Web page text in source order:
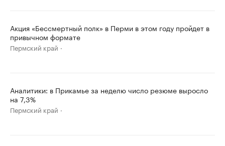
Акция «Бессмертный полк» в Перми в этом году пройдет в
привычном формате
Пермский край
Аналитики: в Прикамье за неделю число резюме выросло
на 7,3%
Пермский край